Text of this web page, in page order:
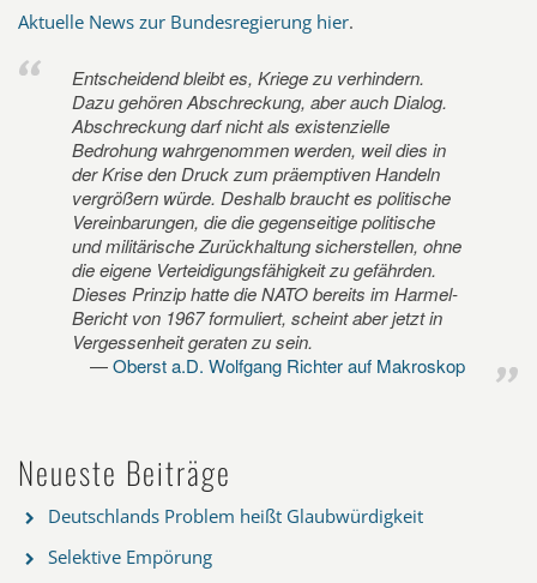
Aktuelle News zur Bundesregierung hier.
Entscheidend bleibt es, Kriege zu verhindern.
Dazu gehören Abschreckung, aber auch Dialog.
Abschreckung darf nicht als existenzielle
Bedrohung wahrgenommen werden, weil dies in
der Krise den Druck zum präemptiven Handeln
vergrößern würde. Deshalb braucht es politische
Vereinbarungen, die die gegenseitige politische
und militärische Zurückhaltung sicherstellen, ohne
die eigene Verteidigungsfähigkeit zu gefährden.
Dieses Prinzip hatte die NATO bereits im Harmel-
Bericht von 1967 formuliert, scheint aber jetzt in
Vergessenheit geraten zu sein.
Oberst a.D. Wolfgang Richter auf Makroskop
Neueste Beiträge
Deutschlands Problem heißt Glaubwürdigkeit
Selektive Empörung